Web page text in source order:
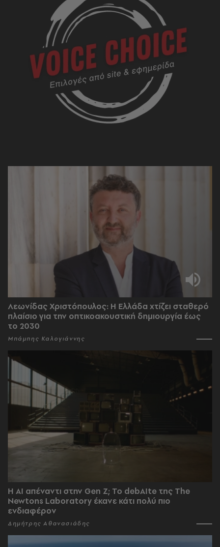
Λεωνίδας Χριστόπουλος: Η Ελλάδα χτίζει σταθερό
πλαίσιο για την οπτικοακουστική δημιουργία έως
το 2030
Μπάμπης Καλογιάννης
Η AI απέναντι στην Gen Z; Το debAIte της The
Newtons Laboratory έκανε κάτι πολύ πιο
ενδιαφέρον
Δημήτρης Αθανασιάδης